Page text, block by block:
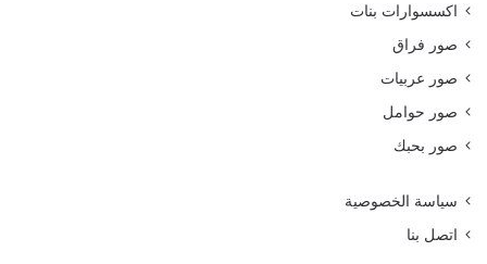
اكسسوارات بنات
صور فراق
صور عربيات
صور حوامل
صور بحبك
سياسة الخصوصية
اتصل بنا